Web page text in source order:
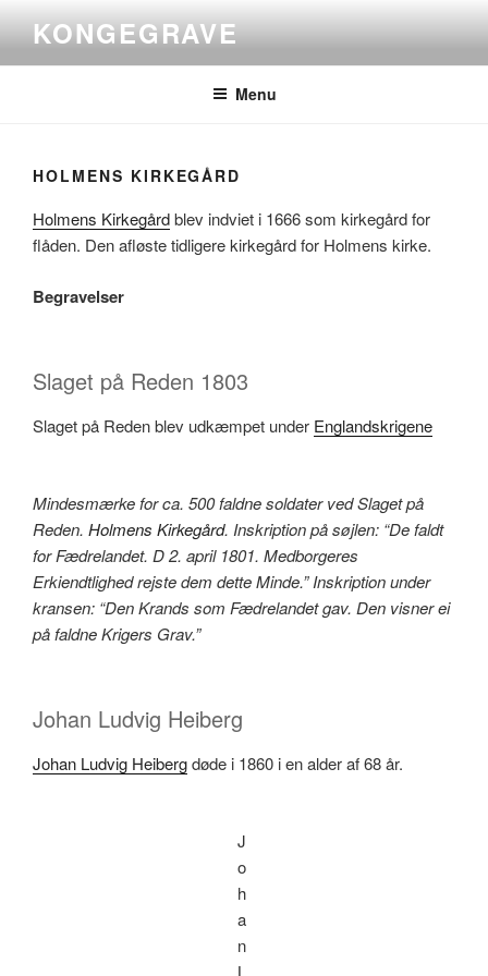
indhold
KONGEGRAVE
Menu
HOLMENS KIRKEGÅRD
Holmens Kirkegårdblev indviet i 1666 som kirkegård for
flåden. Den afløste tidligere kirkegård for Holmens kirke.
Begravelser
Slaget på Reden 1803
Slaget på Reden blev udkæmpet under Englandskrigene
Mindesmærke for ca. 500 faldne soldater ved Slaget på
Reden. Holmens Kirkegård. Inskription på søjlen: “De faldt
for Fædrelandet. D 2. april 1801. Medborgeres
Erkiendtlighed rejste dem dette Minde.” Inskription under
kransen: “Den Krands som Fædrelandet gav. Den visner ei
på faldne Krigers Grav.”
Johan Ludvig Heiberg
Johan Ludvig Heibergdøde i 1860 i en alder af 68 år.
J
o
h
a
n
L